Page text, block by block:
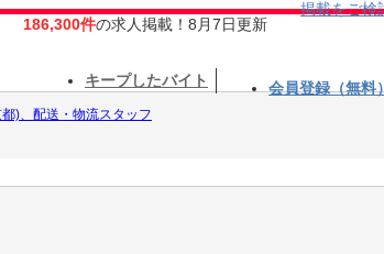
186,300件の求人掲載！8月7日更新
掲載をご検
キープしたバイト 会員登録（無料
)、配送・物流スタッフ